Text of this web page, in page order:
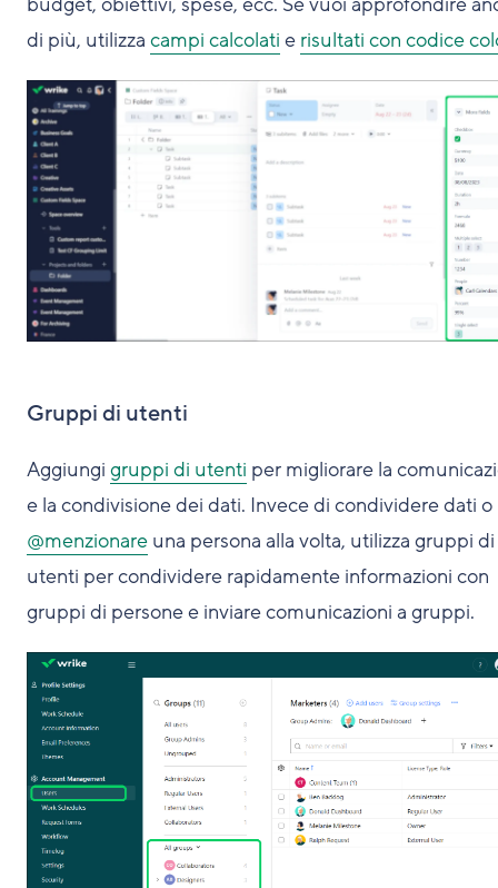
di più, utilizza campi calcolati e risultati con codice
Gruppi di utenti
Aggiungi gruppi di utenti per migliorare la
e la condivisione dei dati. Invece di condividere dati o
@menzionare una persona alla volta, utilizza gruppi di
utenti per condividere rapidamente informazioni con
gruppi di persone e inviare comunicazioni a gruppi.